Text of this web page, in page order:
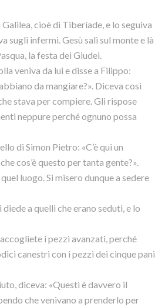
cioè di Tiberìade, e lo seguiva
sugli infermi. Gesù salì sul monte e là
la festa dei Giudei.
veniva da lui e disse a Filippo:
da mangiare?». Diceva così
stava per compiere. Gli rispose
neppure perché ognuno possa
di Simon Pietro: «C’è qui un
cos’è questo per tanta gente?».
luogo. Si misero dunque a sedere
a quelli che erano seduti, e lo
i pezzi avanzati, perché
canestri con i pezzi dei cinque pani
diceva: «Questi è davvero il
che venivano a prenderlo per